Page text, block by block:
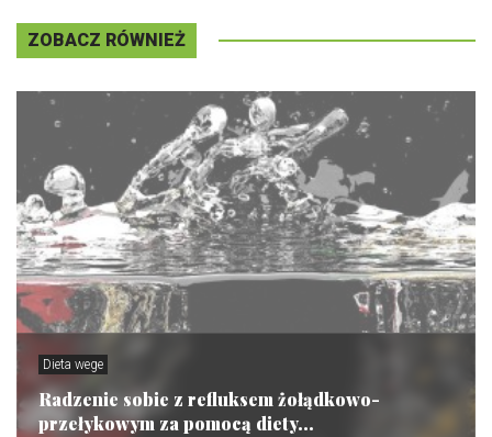
ZOBACZ RÓWNIEŻ
Dieta wege
Radzenie sobie z refluksem żołądkowo-
przełykowym za pomocą diety...